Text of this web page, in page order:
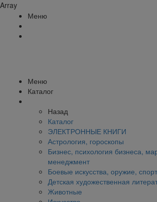
Array
Меню
Меню
Каталог
Назад
Каталог
ЭЛЕКТРОННЫЕ КНИГИ
Астрология, гороскопы
Бизнес, психология бизнеса,
менеджмент
Боевые искусства, оружие, спорт
Детская художественная
Животные